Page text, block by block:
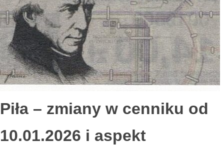
Piła – zmiany w cenniku od
10.01.2026 i aspekt